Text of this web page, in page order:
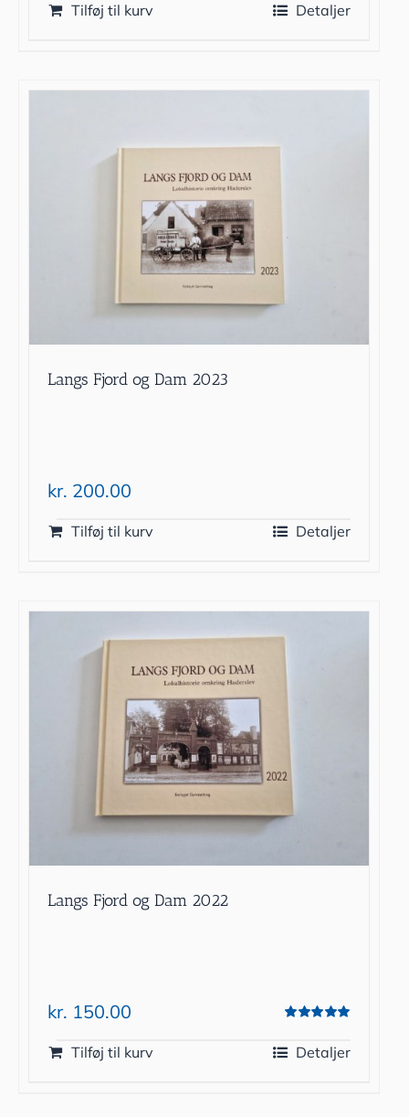
Tilføj til kurv Detaljer
Langs Fjord og Dam 2023
kr. 200.00
Tilføj til kurv Detaljer
Langs Fjord og Dam 2022
5.00
ud af 5
kr. 150.00
Tilføj til kurv Detaljer